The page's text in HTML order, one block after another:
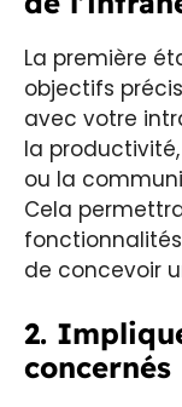
La première
objectifs
avec votre
la
ou la
Cela
de concevoir
2.
concernés